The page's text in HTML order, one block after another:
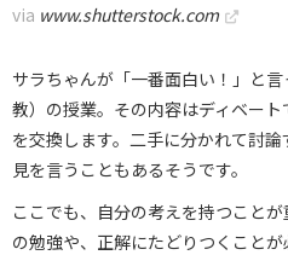
via www.shutterstock.com
サラちゃんが「一番面白い！」と
教）の授業。その内容はディベー
を交換します。二手に分かれて討
見を言うこともあるそうです。
ここでも、自分の考えを持つこと
の勉強や、正解にたどりつくこと